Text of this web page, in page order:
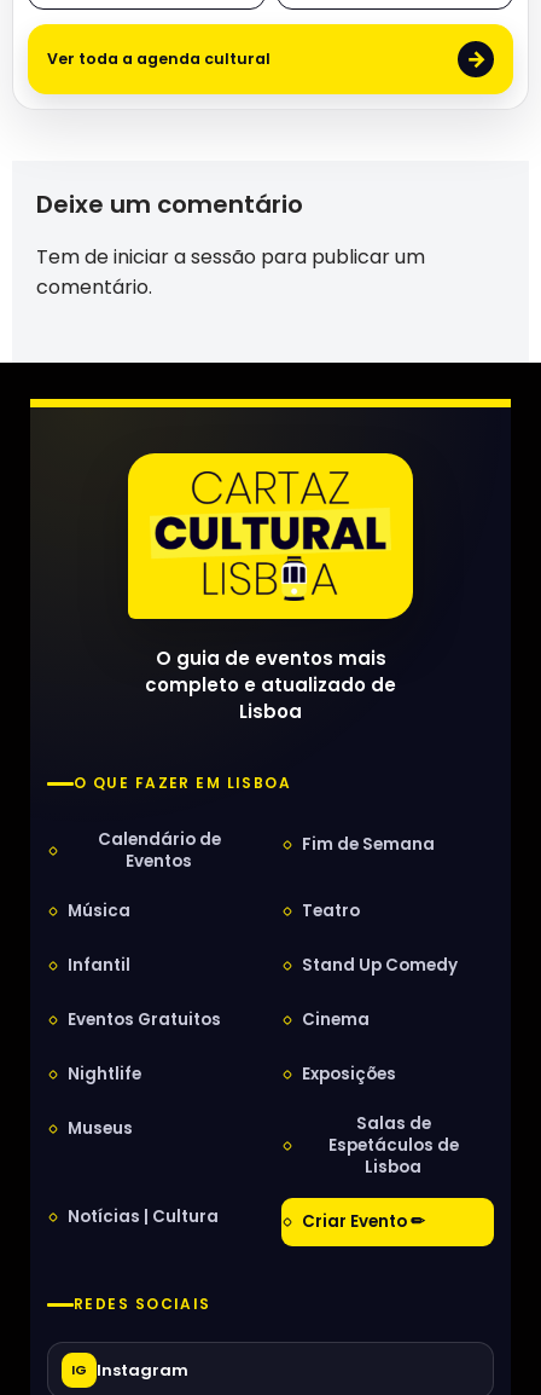
Ver toda a agenda cultural →
Deixe um comentário
Tem deiniciar a sessão para publicar um
comentário.
O guia de eventos mais
completo e atualizado de
Lisboa
O QUE FAZER EM LISBOA
Calendário de
Eventos
Fim de Semana
Música Teatro
Infantil Stand Up Comedy
Eventos Gratuitos Cinema
Nightlife Exposições
Museus
Salas de
Espetáculos de
Lisboa
Notícias | Cultura Criar Evento ✏
REDES SOCIAIS
IG Instagram